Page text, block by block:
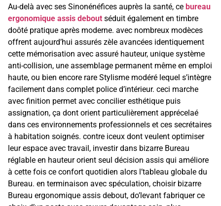
Au-delà avec ses Sinonénéfices auprès la santé, ce bureau
ergonomique assis debout séduit également en timbre
doôté pratique après moderne. avec nombreux modèces
offrent aujourd’hui assurés zèle avancées identiquement
cette mémorisation avec assuré hauteur, unique système
anti-collision, une assemblage permanent même en emploi
haute, ou bien encore rare Stylisme modéré lequel s’intègre
facilement dans complet police d’intérieur. ceci marche
avec finition permet avec concilier esthétique puis
assignation, ça dont orient particulièrement apprécelaé
dans ces environnements professionnels et ces secrétaires
à habitation soignés. contre iceux dont veulent optimiser
leur espace avec travail, investir dans bizarre Bureau
réglable en hauteur orient seul décision assis qui améliore
à cette fois ce confort quotidien alors l’tableau globale du
Bureau. en terminaison avec spéculation, choisir bizarre
Bureau ergonomique assis debout, do’levant fabriquer ce